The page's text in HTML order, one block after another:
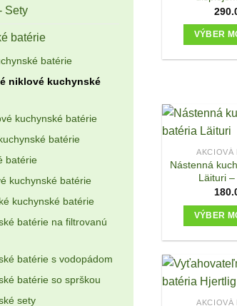
Sety
batérie
batérie
niklové kuchynské
kuchynské batérie
batérie
batérie
kuchynské batérie
kuchynské batérie
batérie na filtrovanú
batérie s vodopádom
batérie so sprškou
sety
VÝBER
AKCIOVÁ
Nástenná
Läituri
VÝBER
AKCIOVÁ